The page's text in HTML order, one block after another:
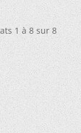
1 à 8 sur 8